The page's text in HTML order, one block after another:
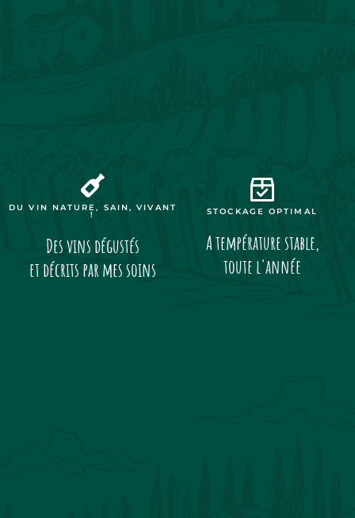
DU VIN NATURE, SAIN, VIVANT
!
Des vins dégustés
et décrits par mes soins
STOCKAGE OPTIMAL
A température stable,
toute l'année